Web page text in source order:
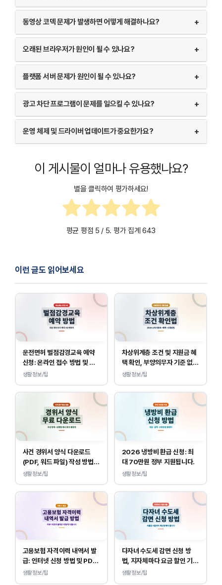
동영상 코덱 문제가 발생하면 어떻게 해결하나요? +
오래된 브라우저가 원인이 될 수 있나요? +
플랫폼 서버 문제가 원인이 될 수 있나요? +
광고 차단 프로그램이 문제를 일으킬 수 있나요? +
운영 체제 및 드라이버 업데이트가 중요한가요? +
이 게시물이 얼마나 유용했나요?
별을 클릭하여 평가하세요!
평균 평점 5 / 5. 평가 집계643
이런 글도 읽어보세요
운전면허 벌점감경교육 예약
신청: 온라인 접수 방법 및 비
용 안내
생활정보/팁
차상위계층 조건 및 지원금 혜
택 확인, 부양의무자 기준 없
이 소득, 재산만 봅니다.
생활정보/팁
사건 경위서 양식 다운로드
(PDF, 워드 파일) 작성 방법
및 예시
생활정보/팁
2026 냉방비 환급 신청: 최
대 70만원 정부 지원됩니다.
생활정보/팁
고용보험 자격이력 내역서 발
급: 인터넷 신청 방법 및 PDF
양식 출력
생활정보/팁
다자녀 수도세 감면 신청 방
법, 지자체마다 요금 할인 기준
이 다릅니다.
생활정보/팁